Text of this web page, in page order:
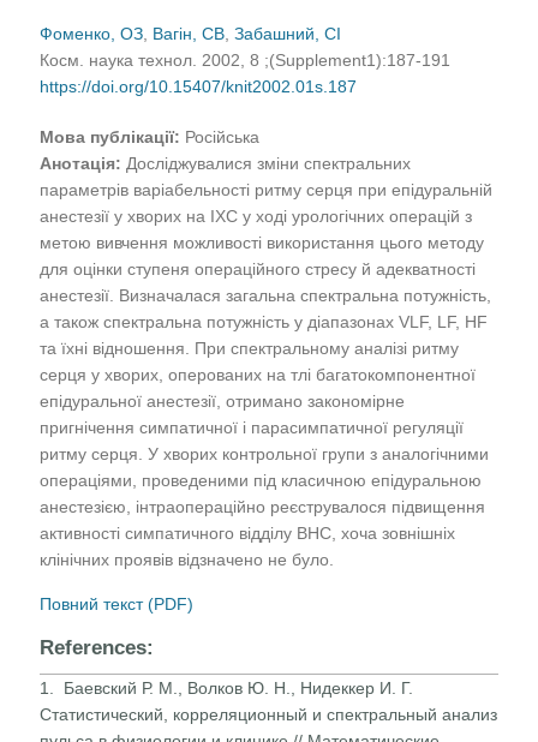
Фоменко, ОЗ Вагін, СВ ,Забашний, СІ
Косм. наука технол. 2002, 8 ;(Supplement1):187-191
https://doi.org/10.15407/knit2002.01s.187
Мова публікації: Російська
Анотація: Досліджувалися зміни спектральних
параметрів варіабельності ритму серця при епідуральній
анестезії у хворих на ІХС у ході урологічних операцій з
метою вивчення можливості використання цього методу
для оцінки ступеня операційного стресу й адекватності
анестезії. Визначалася загальна спектральна потужність,
а також спектральна потужність у діапазонах VLF, LF, HF
та їхні відношення. При спектральному аналізі ритму
серця у хворих, оперованих на тлі багатокомпонентної
епідуральної анестезії, отримано закономірне
пригнічення симпатичної і парасимпатичної регуляції
ритму серця. У хворих контрольної групи з аналогічними
операціями, проведеними під класичною епідуральною
анестезією, інтраопераційно реєструвалося підвищення
активності симпатичного відділу ВНС, хоча зовнішніх
клінічних проявів відзначено не було.
Повний текст (PDF)
References:
1. Баевский Р. М., Волков Ю. Н., Нидеккер И. Г.
Статистический, корреляционный и спектральный анализ